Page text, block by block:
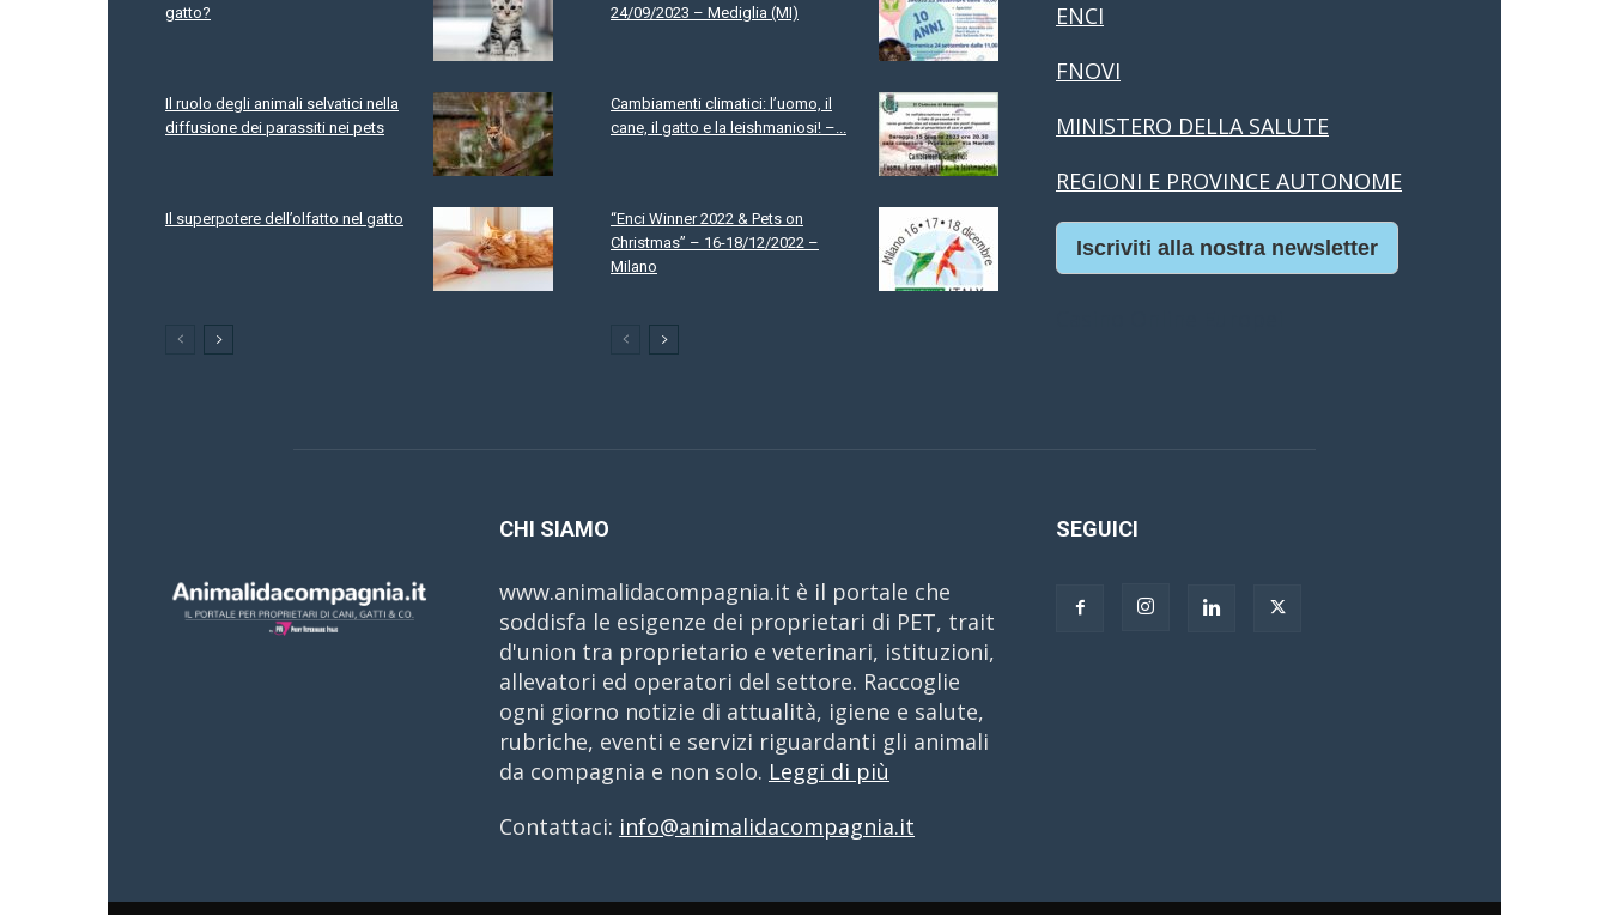
gatto?
Il ruolo degli animali selvatici nella
diffusione dei parassiti nei pets
Il superpotere dell’olfatto nel gatto
24/09/2023 – Mediglia (MI)
Cambiamenti climatici: l’uomo, il
cane, il gatto e la leishmaniosi! –...
“Enci Winner 2022 & Pets on
Christmas” – 16-18/12/2022 –
Milano
ENCI
FNOVI
MINISTERO DELLA SALUTE
REGIONI E PROVINCE AUTONOME
Iscriviti alla nostra newsletter
CHI SIAMO
www.animalidacompagnia.it è il portale che
soddisfa le esigenze dei proprietari di PET, trait
d'union tra proprietario e veterinari, istituzioni,
allevatori ed operatori del settore. Raccoglie
ogni giorno notizie di attualità, igiene e salute,
rubriche, eventi e servizi riguardanti gli animali
da compagnia e non solo. Leggi di più
Contattaci: info@animalidacompagnia.it
SEGUICI